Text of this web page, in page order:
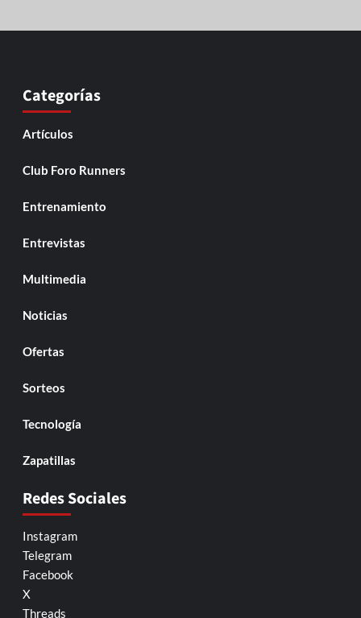
Categorías
Artículos
Club Foro Runners
Entrenamiento
Entrevistas
Multimedia
Noticias
Ofertas
Sorteos
Tecnología
Zapatillas
Redes Sociales
Instagram
Telegram
Facebook
X
Threads